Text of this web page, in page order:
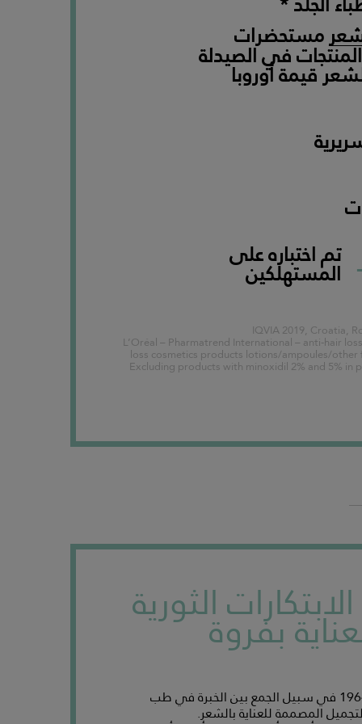
مستحضرات
في الصيدلة
قيمة أوروبا
تم اختباره على
المستهلكين
**L’Oréal – Pharmatrend International – anti-hair
loss cosmetics products lotions/ampoules/
Excluding products with minoxidil 2% and 5% in
الثوريةبفروة
أسّست علامة ديركوس عام 1964 في سبيل الجمع بين الخبرة في طب
المصممة للعناية بالشعر.